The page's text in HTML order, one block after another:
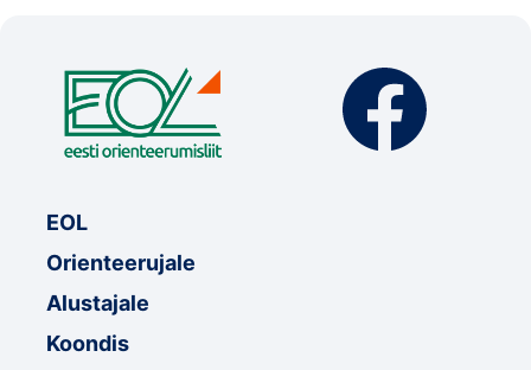
EOL
Orienteerujale
Alustajale
Koondis